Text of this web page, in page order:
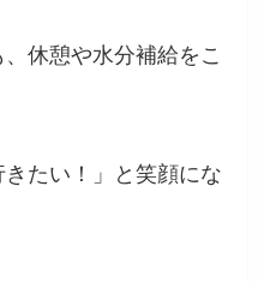
休憩や水分補給をこ
きたい！」と笑顔にな